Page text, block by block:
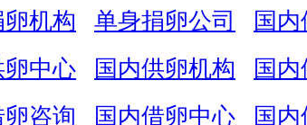
机构 单身捐卵公司
国
卵中心 国内供卵机构
国内
卵咨询 国内借卵中心
国